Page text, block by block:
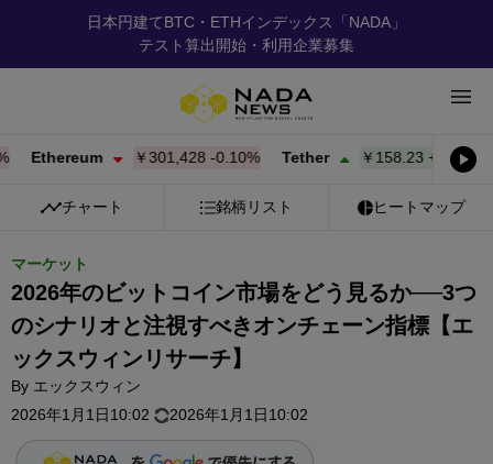
日本円建てBTC・ETHインデックス「NADA」
テスト算出開始・利用企業募集
Ethereum ￥301,428-0.10% Tether ￥158.23+0.01%
チャート 銘柄リスト ヒートマップ
マーケット
2026年のビットコイン市場をどう見るか──3つ
のシナリオと注視すべきオンチェーン指標【エ
ックスウィンリサーチ】
By エックスウィン
2026年1月1日10:02
2026年1月1日10:02